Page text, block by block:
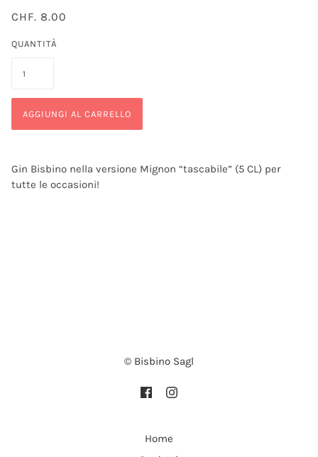
CHF. 8.00
QUANTITÀ
AGGIUNGI AL CARRELLO
Gin Bisbino nella versione Mignon “tascabile” (5 CL) per
tutte le occasioni!
© Bisbino Sagl
Home